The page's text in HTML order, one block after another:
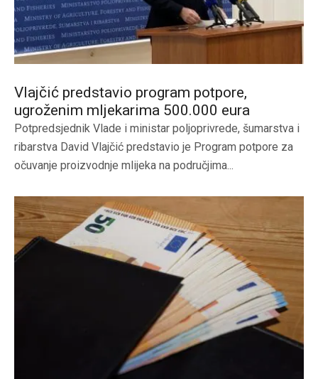
Vlajčić predstavio program potpore,
ugroženim mljekarima 500.000 eura
Potpredsjednik Vlade i ministar poljoprivrede, šumarstva i
ribarstva David Vlajčić predstavio je Program potpore za
očuvanje proizvodnje mlijeka na područjima...